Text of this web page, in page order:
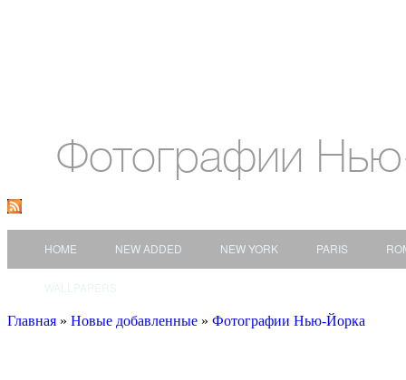
Фотографии
HOME NEW ADDED NEW YORK PARIS
Главная » Новые добавленные » Фотографии Нью-Йорка